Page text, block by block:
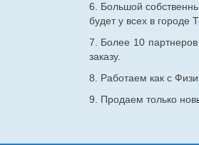
6. Большой
будет у всех в городе
7. Более 10
заказу.
8. Работаем как с
9. Продаем только